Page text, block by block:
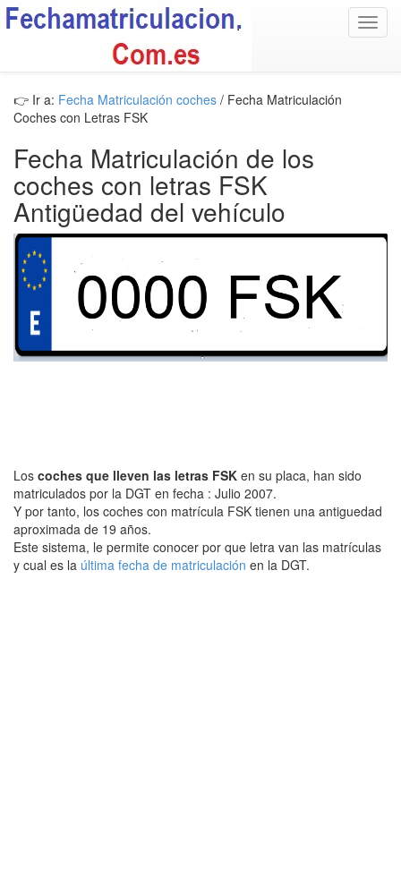
👉 Ir a: Fecha Matriculación coches / Fecha Matriculación
Coches con Letras FSK
Fecha Matriculación de los
coches con letras FSK
Antigüedad del vehículo
Los coches que lleven las letras FSK en su placa, han sido
matriculados por la DGT en fecha : Julio 2007.
Y por tanto, los coches con matrícula FSK tienen una antiguedad
aproximada de 19 años.
Este sistema, le permite conocer por que letra van las matrículas
y cual es la última fecha de matriculación en la DGT.